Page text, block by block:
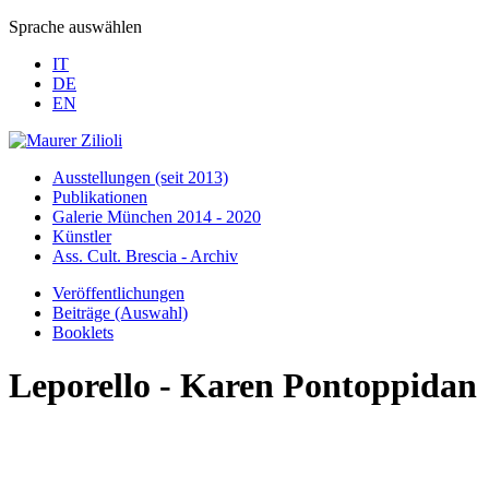
Sprache auswählen
IT
DE
EN
Ausstellungen (seit 2013)
Publikationen
Galerie München 2014 - 2020
Künstler
Ass. Cult. Brescia - Archiv
Veröffentlichungen
Beiträge (Auswahl)
Booklets
Leporello - Karen Pontoppidan